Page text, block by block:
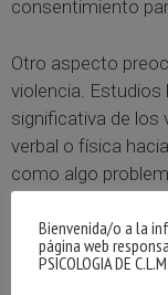
consentimiento
Otro aspecto
violencia.
significativa de los
verbal o física
como algo
referentes claros
puede hacer que
del juego erótico,
Bienvenida/o a la
página web
PSICOLOGIA DE C.L.M